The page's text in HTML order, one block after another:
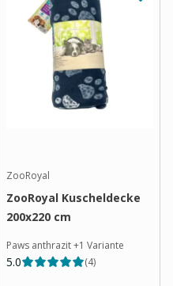
ZooRoyal
ZooRoyal Kuscheldecke
200x220 cm
Paws anthrazit+1 Variante
5.0 (4)